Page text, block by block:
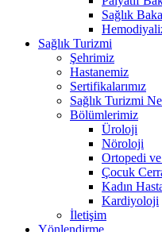
Sağlık
Sağlık Turizmi
Şehrimiz
Hastanemiz
Sertifikalarımız
Sağlık Turizmi
Bölümlerimiz
Üroloji
Nöroloji
Ortopedi
Çocuk
Kadın
Kardiyoloji
İletişim
Yönlendirme